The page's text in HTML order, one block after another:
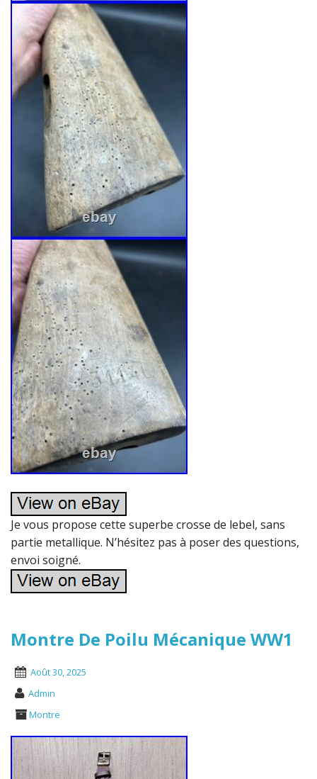
Je vous propose cette superbe crosse de lebel, sans
partie metallique. N’hésitez pas à poser des questions,
envoi soigné.
Montre De Poilu Mécanique WW1
Août 30, 2025
Admin
Montre